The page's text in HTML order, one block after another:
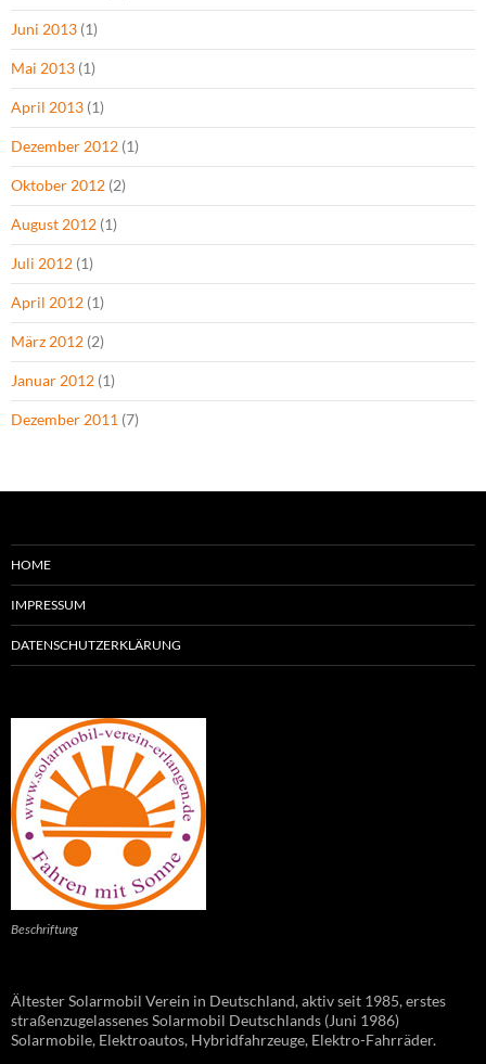
Juni 2013 (1)
Mai 2013 (1)
April 2013 (1)
Dezember 2012 (1)
Oktober 2012 (2)
August 2012 (1)
Juli 2012 (1)
April 2012 (1)
März 2012 (2)
Januar 2012 (1)
Dezember 2011 (7)
HOME
IMPRESSUM
DATENSCHUTZERKLÄRUNG
Beschriftung
Ältester Solarmobil Verein in Deutschland, aktiv seit 1985, erstes
straßenzugelassenes Solarmobil Deutschlands (Juni 1986)
Solarmobile, Elektroautos, Hybridfahrzeuge, Elektro-Fahrräder.